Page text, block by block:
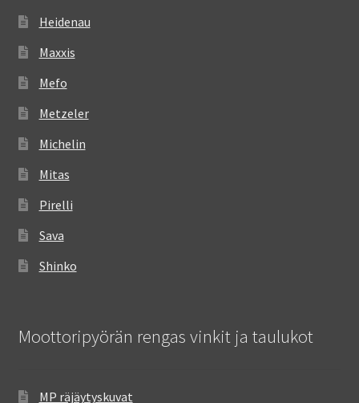
Heidenau
Maxxis
Mefo
Metzeler
Michelin
Mitas
Pirelli
Sava
Shinko
Moottoripyörän rengas vinkit ja taulukot
MP räjäytyskuvat